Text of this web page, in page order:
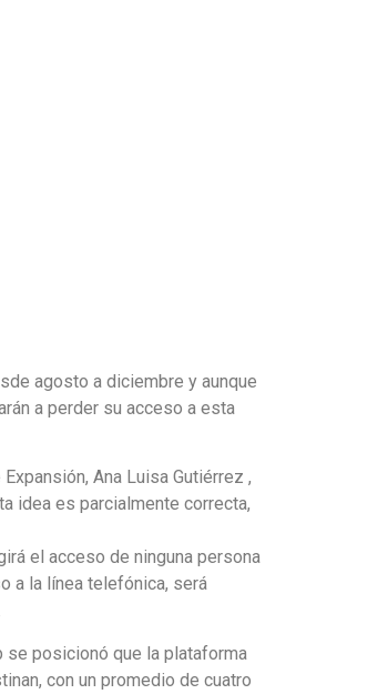
agosto a diciembre y aunque
a perder su acceso a esta
Ana Luisa Gutiérrez ,
idea es parcialmente correcta,
el acceso de ninguna persona
a la línea telefónica, será
se posicionó que la plataforma
con un promedio de cuatro